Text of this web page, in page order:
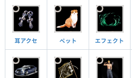
耳アクセ ペット エフェクト